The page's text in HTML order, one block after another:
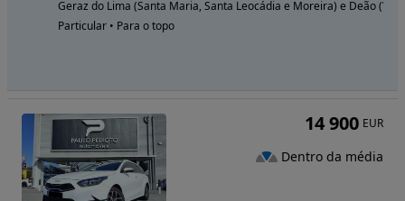
Geraz do Lima (Santa Maria, Santa Leocádia e Moreira) e Deão
Particular • Para o topo
14 900 EUR
Dentro da média